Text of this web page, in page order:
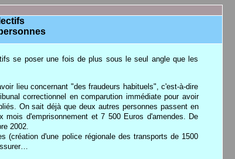
se poser une fois de plus sous le seul angle que les
lieu concernant "des fraudeurs habituels", c'est-à-dire
correctionnel en comparution immédiate pour avoir
On sait déjà que deux autres personnes passent en
d'emprisonnement et 7 500 Euros d'amendes. De
2002.
(création d'une police régionale des transports de 1500